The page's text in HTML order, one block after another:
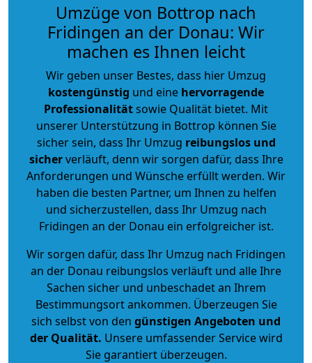
Umzüge von Bottrop nach
Fridingen an der Donau: Wir
machen es Ihnen leicht
Wir geben unser Bestes, dass hier Umzug
kostengünstig und eine hervorragende
Professionalitätsowie Qualität bietet. Mit
unserer Unterstützung in Bottrop können Sie
sicher sein, dass Ihr Umzug reibungslos und
sicherverläuft, denn wir sorgen dafür, dass Ihre
Anforderungen und Wünsche erfüllt werden. Wir
haben die besten Partner, um Ihnen zu helfen
und sicherzustellen, dass Ihr Umzug nach
Fridingen an der Donau ein erfolgreicher ist.
Wir sorgen dafür, dass Ihr Umzug nach Fridingen
an der Donau reibungslos verläuft und alle Ihre
Sachen sicher und unbeschadet an Ihrem
Bestimmungsort ankommen. Überzeugen Sie
sich selbst von den günstigen Angeboten und
der Qualität. Unsere umfassender Service wird
Sie garantiert überzeugen.